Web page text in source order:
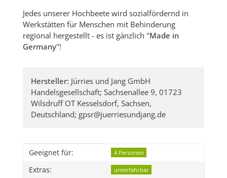
Jedes unserer Hochbeete wird sozialfördernd in
Werkstätten für Menschen mit Behinderung
regional hergestellt - es ist gänzlich "Made in
Germany"!
Hersteller: Jürries und Jang GmbH
Handelsgesellschaft; Sachsenallee 9, 01723
Wilsdruff OT Kesselsdorf, Sachsen,
Deutschland; gpsr@juerriesundjang.de
Produkteigenschaft
Wert
Geeignet für: 4 Personen
Extras: unterfahrbar